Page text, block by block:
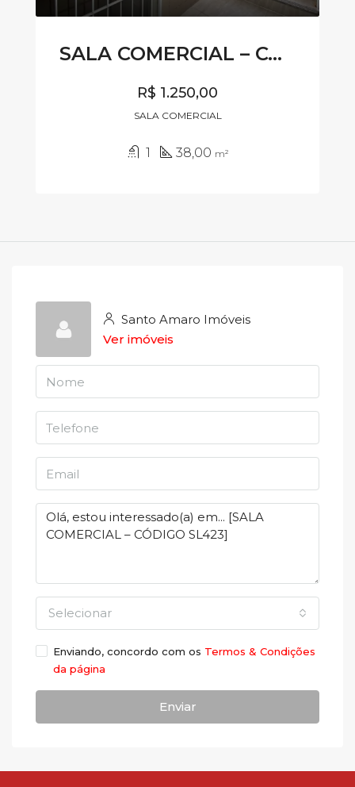
SALA COMERCIAL – CÓDIGO SL045
R$ 1.250,00
SALA COMERCIAL
1 38,00 m²
Santo Amaro Imóveis
Ver imóveis
Selecionar
Enviando, concordo com os Termos & Condições
da página
Enviar